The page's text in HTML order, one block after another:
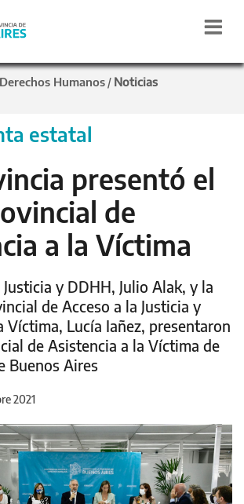
Humanos / Noticias
estatal
presentó el
de
a la Víctima
y DDHH, Julio Alak, y la
de Acceso a la Justicia y
Víctima, Lucía Iañez, presentaron
de Asistencia a la Víctima de
Buenos Aires
2021